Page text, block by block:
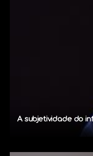
A subjetividade do